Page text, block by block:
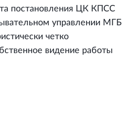
постановления ЦК КПСС
управлении МГБ
четко
видение работы